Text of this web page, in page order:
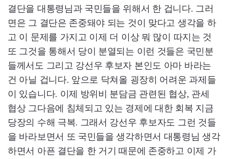
결단을 대통령님과 국민들을 위해서 한 겁니다. 그러
면은 그 결단은 존중돼야 되는 것이 맞다고 생각을 하
고 이 문제를 가지고 이제 더 이상 뭐 많이 따지는 것
또 그것을 통해서 당이 분열되는 이런 것들은 국민분
들께서도 그리고 강선우 후보자 본인도 아마 바라는
건 아닐 겁니다. 앞으로 닥쳐올 굉장히 어려운 과제들
이 있습니다. 이제 방위비 분담금 관련된 협상, 관세
협상 그다음에 침체되고 있는 경제에 대한 회복 지금
당장의 수해 극복. 그래서 강선우 후보자도 그런 것들
을 바라보면서 또 국민들을 생각하면서 대통령님 생각
하면서 아픈 결단을 한 거기 때문에 존중하고 이제 가